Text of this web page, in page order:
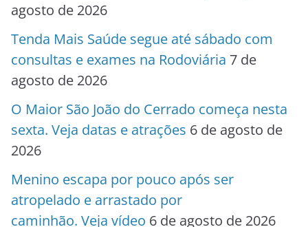
agosto de 2026
Tenda Mais Saúde segue até sábado com
consultas e exames na Rodoviária 7 de
agosto de 2026
O Maior São João do Cerrado começa nesta
sexta. Veja datas e atrações 6 de agosto de
2026
Menino escapa por pouco após ser
atropelado e arrastado por
caminhão. Veja vídeo 6 de agosto de 2026